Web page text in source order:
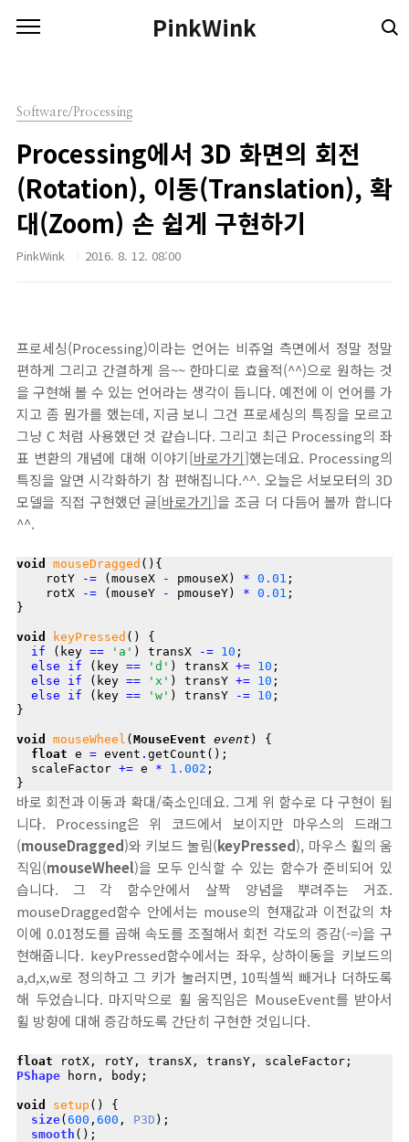
PinkWink
Software/Processing
Processing에서 3D 화면의 회전
(Rotation), 이동(Translation), 확
대(Zoom) 손 쉽게 구현하기
PinkWink 2016. 8. 12. 08:00
프로세싱(Processing)이라는 언어는 비쥬얼 측면에서 정말 정말
편하게 그리고 간결하게 음~~ 한마디로 효율적(^^)으로 원하는 것
을 구현해 볼 수 있는 언어라는 생각이 듭니다. 예전에 이 언어를 가
지고 좀 뭔가를 했는데, 지금 보니 그건 프로세싱의 특징을 모르고
그냥 C 처럼 사용했던 것 같습니다. 그리고 최근 Processing의 좌
표 변환의 개념에 대해 이야기[바로가기]했는데요. Processing의
특징을 알면 시각화하기 참 편해집니다.^^. 오늘은 서보모터의 3D
모델을 직접 구현했던 글[바로가기]을 조금 더 다듬어 볼까 합니다
^^.
void mouseDragged (){
    rotY
-= (mouseX - pmouseX) * 0.01 ;
    rotX
-= (mouseY - pmouseY) * 0.01 ;
}
void keyPressed () {
if (key == 'a' ) transX -= 10 ;
else
if (key == 'd' ) transX += 10 ;
else
if (key == 'x' ) transY += 10 ;
else
if (key == 'w' ) transY -= 10 ;
}
void mouseWheel ( MouseEvent event ) {
float e = event . getCount();
  scaleFactor
+= e * 1.002 ;
바로 회전과 이동과 확대/축소인데요. 그게 위 함수로 다 구현이 됩
니다. Processing은 위 코드에서 보이지만 마우스의 드래그
(mouseDragged)와 키보드 눌림(keyPressed), 마우스 휠의 움
직임(mouseWheel)을 모두 인식할 수 있는 함수가 준비되어 있
습니다. 그 각 함수안에서 살짝 양념을 뿌려주는 거죠.
mouseDragged함수 안에서는 mouse의 현재값과 이전값의 차
이에 0.01정도를 곱해 속도를 조절해서 회전 각도의 증감(-=)을 구
현해줍니다. keyPressed함수에서는 좌우, 상하이동을 키보드의
a,d,x,w로 정의하고 그 키가 눌러지면, 10픽셀씩 빼거나 더하도록
해 두었습니다. 마지막으로 휠 움직임은 MouseEvent를 받아서
휠 방향에 대해 증감하도록 간단히 구현한 것입니다.
float
PShape horn, body;
void setup () {
size( 600 , 600 , P3D );
smooth ();